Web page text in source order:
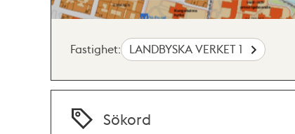
Fastighet: LANDBYSKA VERKET 1
Sökord